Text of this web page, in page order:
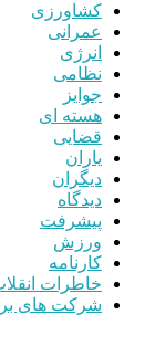
کشاورزی
عمرانی
انرژی
نظامی
جوایز
هسته ای
قضایی
یاران
دیگران
دیدگاه
پیشرفت
ورزش
کارنامه
خاطرات
شرکت های